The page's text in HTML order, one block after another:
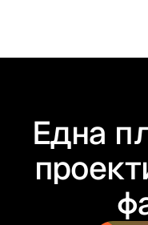
Една